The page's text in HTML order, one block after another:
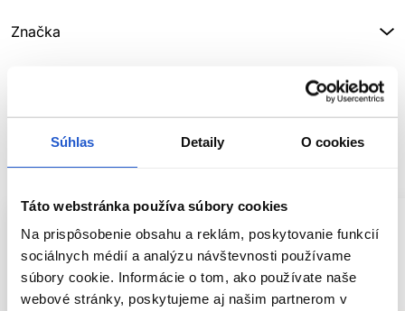
Súhlas Detaily O cookies
Táto webstránka používa súbory cookies
Na prispôsobenie obsahu a reklám, poskytovanie funkcií
sociálnych médií a analýzu návštevnosti používame
súbory cookie. Informácie o tom, ako používate naše
webové stránky, poskytujeme aj našim partnerom v
Značka
SÚVISIACE PRODUKTY